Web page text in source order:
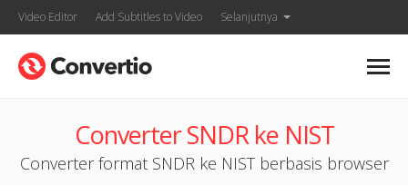
Video Editor Add Subtitles to Video Selanjutnya
Converter SNDR ke NIST
Converter format SNDR ke NIST berbasis browser